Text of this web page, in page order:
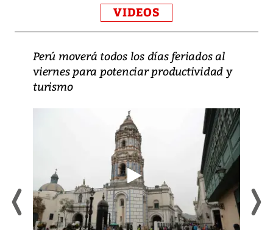
VIDEOS
Perú moverá todos los días feriados al
viernes para potenciar productividad y
turismo